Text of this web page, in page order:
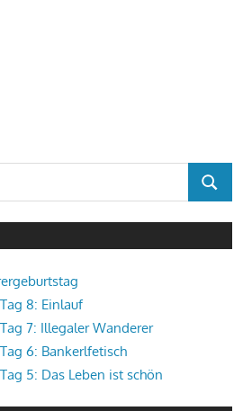
SUCHEN
8: Einlauf
7: Illegaler Wanderer
6: Bankerlfetisch
5: Das Leben ist schön